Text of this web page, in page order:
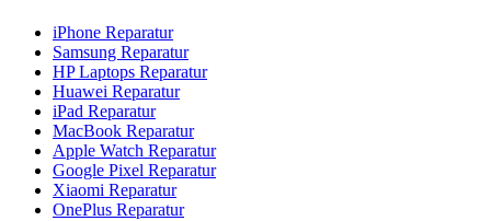
iPhone Reparatur
Samsung Reparatur
HP Laptops Reparatur
Huawei Reparatur
iPad Reparatur
MacBook Reparatur
Apple Watch Reparatur
Google Pixel Reparatur
Xiaomi Reparatur
OnePlus Reparatur